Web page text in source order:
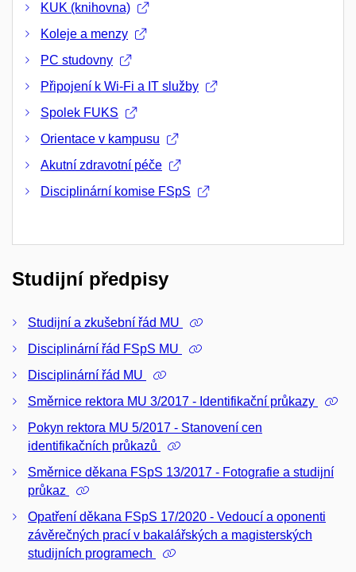
KUK (knihovna)
Koleje a menzy
PC studovny
Připojení k Wi-Fi a IT služby
Spolek FUKS
Orientace v kampusu
Akutní zdravotní péče
Disciplinární komise FSpS
Studijní předpisy
Studijní a zkušební řád MU
Disciplinární řád FSpS MU
Disciplinární řád MU
Směrnice rektora MU 3/2017 - Identifikační průkazy
Pokyn rektora MU 5/2017 - Stanovení cen
identifikačních průkazů
Směrnice děkana FSpS 13/2017 - Fotografie a studijní
průkaz
Opatření děkana FSpS 17/2020 - Vedoucí a oponenti
závěrečných prací v bakalářských a magisterských
studijních programech